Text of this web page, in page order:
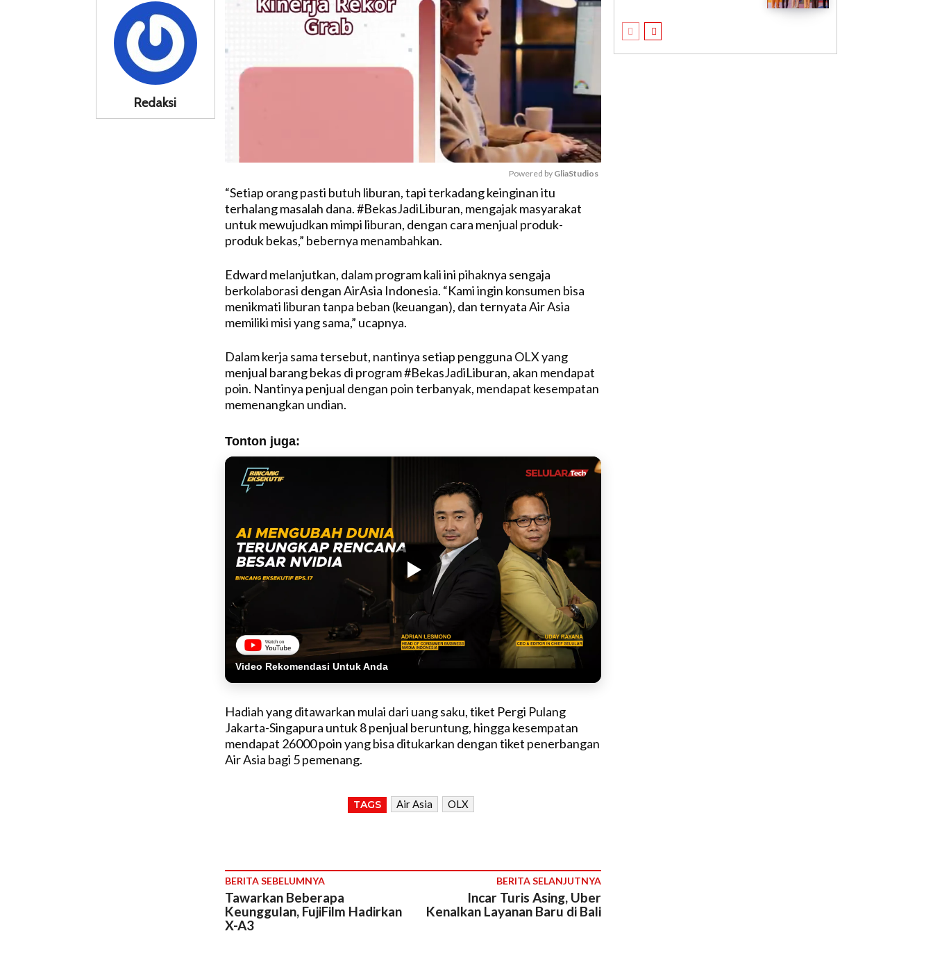
Redaksi
M
u
e
Powered by GliaStudios
“Setiap orang pasti butuh liburan, tapi terkadang keinginan itu
terhalang masalah dana. #BekasJadiLiburan, mengajak masyarakat
untuk mewujudkan mimpi liburan, dengan cara menjual produk-
produk bekas,” bebernya menambahkan.
Edward melanjutkan, dalam program kali ini pihaknya sengaja
berkolaborasi dengan AirAsia Indonesia. “Kami ingin konsumen bisa
menikmati liburan tanpa beban (keuangan), dan ternyata Air Asia
memiliki misi yang sama,” ucapnya.
Dalam kerja sama tersebut, nantinya setiap pengguna OLX yang
menjual barang bekas di program #BekasJadiLiburan, akan mendapat
poin. Nantinya penjual dengan poin terbanyak, mendapat kesempatan
memenangkan undian.
Tonton juga:
Video Rekomendasi Untuk Anda
Hadiah yang ditawarkan mulai dari uang saku, tiket Pergi Pulang
Jakarta-Singapura untuk 8 penjual beruntung, hingga kesempatan
mendapat 26000 poin yang bisa ditukarkan dengan tiket penerbangan
Air Asia bagi 5 pemenang.
TAGS Air Asia OLX
BERITA SEBELUMNYA
Tawarkan Beberapa
Keunggulan, FujiFilm Hadirkan
X-A3
BERITA SELANJUTNYA
Incar Turis Asing, Uber
Kenalkan Layanan Baru di Bali